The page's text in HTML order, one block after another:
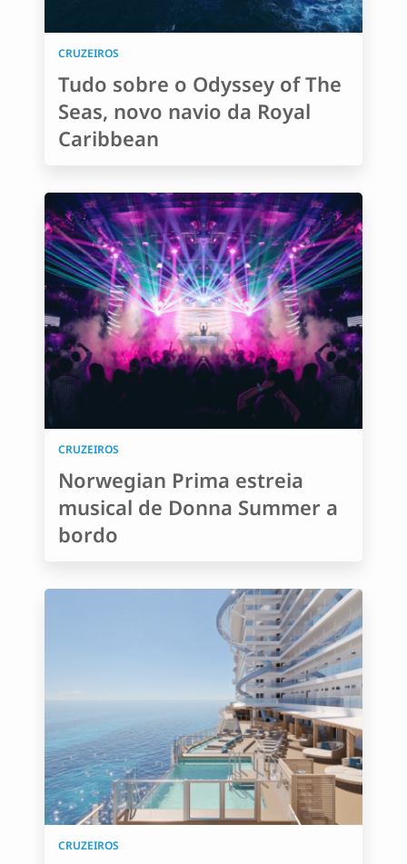
CRUZEIROS
Tudo sobre o Odyssey of The
Seas, novo navio da Royal
Caribbean
CRUZEIROS
Norwegian Prima estreia
musical de Donna Summer a
bordo
CRUZEIROS